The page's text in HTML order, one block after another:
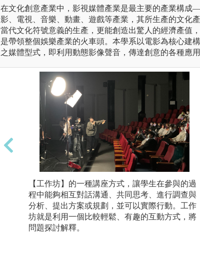
在文化創意產業中，影視媒體產業是最主要的產業構成
影、電視、音樂、動畫、遊戲等產業，其所生產的文化
當代文化符號意義的生產，更能創造出驚人的經濟產值
是帶領整個娛樂產業的火車頭。本學系以電影為核心建
之媒體型式，即利用動態影像聲音，傳達創意的各種應用
【工作坊】的一種講座方式，讓學生在參與的過
程中能夠相互對話溝通、共同思考、進行調查與
分析、提出方案或規劃，並可以實際行動。工作
坊就是利用一個比較輕鬆、有趣的互動方式，將
問題探討解釋。